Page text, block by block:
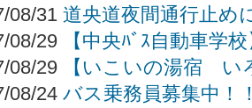
08/31 道央道夜間通行止め
08/29
【中央ﾊﾞｽ自動車学
08/29
【いこいの湯宿
08/24 バス乗務員募集中！